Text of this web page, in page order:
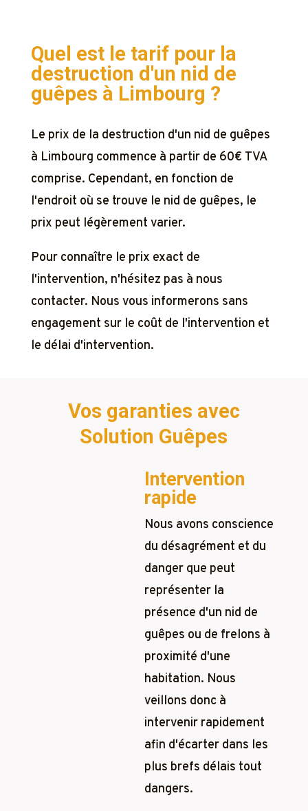
Quel est le tarif pour la
destruction d'un nid de
guêpes à Limbourg ?
Le prix de la destruction d'un nid de guêpes
à Limbourg commence à partir de 60€ TVA
comprise. Cependant, en fonction de
l'endroit où se trouve le nid de guêpes, le
prix peut légèrement varier.
Pour connaître le prix exact de
l'intervention, n'hésitez pas à nous
contacter. Nous vous informerons sans
engagement sur le coût de l'intervention et
le délai d'intervention.
Vos garanties avec
Solution Guêpes
Intervention
rapide
Nous avons conscience
du désagrément et du
danger que peut
représenter la
présence d'un nid de
guêpes ou de frelons à
proximité d'une
habitation. Nous
veillons donc à
intervenir rapidement
afin d'écarter dans les
plus brefs délais tout
dangers.